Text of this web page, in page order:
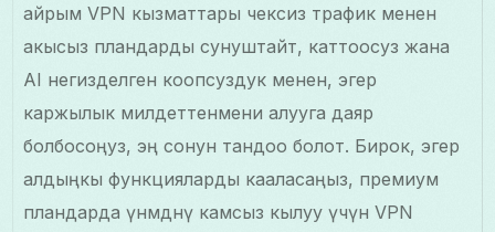
айрым VPN кызматтары чексиз трафик менен
акысыз пландарды сунуштайт, каттоосуз жана
AI негизделген коопсуздук менен, эгер
каржылык милдеттенмени алууга даяр
болбосоңуз, эң сонун тандоо болот. Бирок, эгер
алдыңкы функцияларды кааласаңыз, премиум
пландарда үнөмдөөнү камсыз кылуу үчүн VPN